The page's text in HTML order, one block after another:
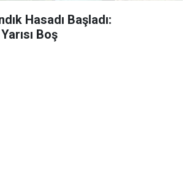
Hasadı Başladı:
Boş